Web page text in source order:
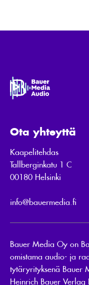
Ota yhteyttä
Kaapelitehdas
Tallberginkatu 1 C
00180 Helsinki
info@bauermedia.fi
Bauer Media Oy on
omistama audio- ja
tytäryrityksenä Bauer
Heinrich Bauer Verlag